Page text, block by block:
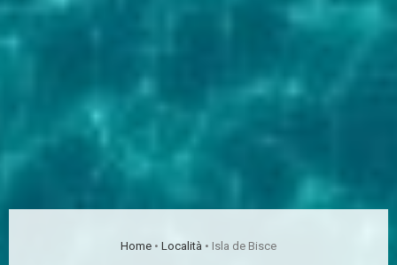
Home • Località • Isla de Bisce